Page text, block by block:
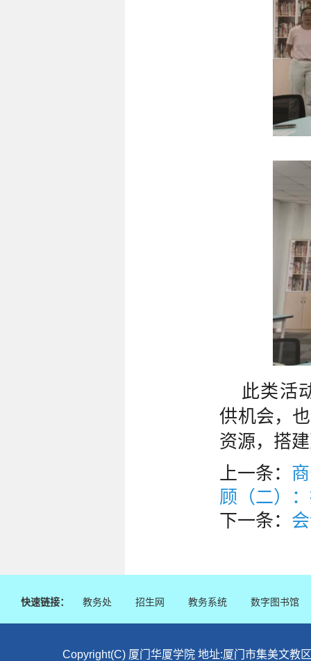
此类活
供机会，
资源，搭
上一条：
顾（二）
下一条：
快速链接： 教务处 招生网 教务系统 数字图书馆
Copyright(C) 厦门华厦学院 地址:厦门市集美文教